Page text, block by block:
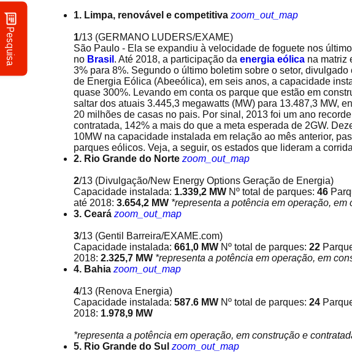
Pesquisa
1. Limpa, renovável e competitiva zoom_out_map
1/13 (GERMANO LUDERS/EXAME)
São Paulo - Ela se expandiu à velocidade de foguete nos
no Brasil . Até 2018, a participação da energia eólica na matriz
3% para 8%. Segundo o último boletim sobre o setor,
de Energia Eólica (Abeeólica), em seis anos, a capacidade
quase 300%. Levando em conta os parque que estão em
saltar dos atuais 3.445,3 megawatts (MW) para 13.487,3 MW,
20 milhões de casas no pais. Por sinal, 2013 foi um ano
contratada, 142% a mais do que a meta esperada de 2GW.
10MW na capacidade instalada em relação ao mês anterior,
parques eólicos. Veja, a seguir, os estados que lideram a
2. Rio Grande do Norte zoom_out_map
2/13 (Divulgação/New Energy Options Geração de Energia)
Capacidade instalada: 1.339,2 MW Nº total de parques: 46
até 2018: 3.654,2 MW *representa a potência em operação, em
3. Ceará zoom_out_map
3/13 (Gentil Barreira/EXAME.com)
Capacidade instalada: 661,0 MW Nº total de parques: 22
2018: 2.325,7 MW *representa a potência em operação, em
4. Bahia zoom_out_map
4/13 (Renova Energia)
Capacidade instalada: 587.6 MW Nº total de parques: 24
2018: 1.978,9 MW
*representa a potência em operação, em construção e
5. Rio Grande do Sul zoom_out_map